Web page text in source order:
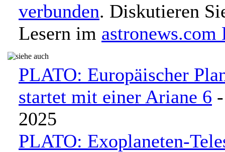
verbunden. Diskutieren
Lesern im astronews.com
PLATO: Europäischer
startet mit einer Ariane 6
2025
PLATO: Exoplaneten-